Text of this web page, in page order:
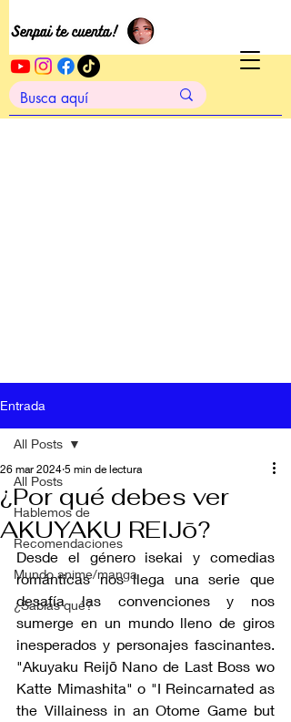
Entrada
All Posts
Hablemos de
Recomendaciones
Mundo anime/manga
¿Sabías qué?
All Posts
¿Por qué debes ver
AKUYAKU REIJō?
26 mar 2024 5 min de lectura
Desde el género isekai y comedias
románticas nos llega una serie que
desafía las convenciones y nos
sumerge en un mundo lleno de giros
inesperados y personajes fascinantes.
"Akuyaku Reijō Nano de Last Boss wo
Katte Mimashita" o "I Reincarnated as
the Villainess in an Otome Game but